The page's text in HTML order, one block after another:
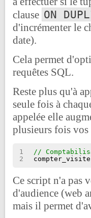
clause ON
d'incrémenter le
date).
Cela permet
requêtes SQL.
Reste plus qu'à
seule fois à
appelée elle
plusieurs fois vos
1
2
//
Ce script n'a pas
d'audience (web
mais il permet